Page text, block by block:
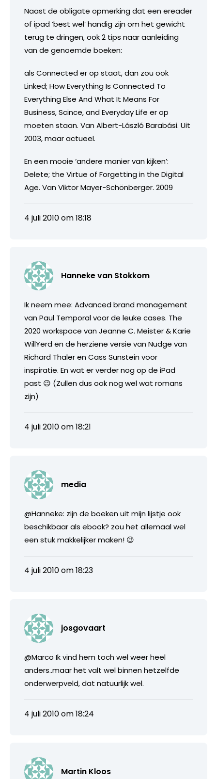
Naast de obligate opmerking dat een ereader
of ipad ‘best wel’ handig zijn om het gewicht
terug te dringen, ook 2 tips naar aanleiding
van de genoemde boeken:
als Connected er op staat, dan zou ook
Linked; How Everything Is Connected To
Everything Else And What It Means For
Business, Scince, and Everyday Life er op
moeten staan. Van Albert-László Barabási. Uit
2003, maar actueel.
En een mooie ‘andere manier van kijken’:
Delete; the Virtue of Forgetting in the Digital
Age. Van Viktor Mayer-Schönberger. 2009
4 juli 2010 om 18:18
Hanneke van Stokkom
Ik neem mee: Advanced brand management
van Paul Temporal voor de leuke cases. The
2020 workspace van Jeanne C. Meister & Karie
WillYerd en de herziene versie van Nudge van
Richard Thaler en Cass Sunstein voor
inspiratie. En wat er verder nog op de iPad
past 😉 (Zullen dus ook nog wel wat romans
zijn)
4 juli 2010 om 18:21
media
@Hanneke: zijn de boeken uit mijn lijstje ook
beschikbaar als ebook? zou het allemaal wel
een stuk makkelijker maken! 😉
4 juli 2010 om 18:23
josgovaart
@Marco Ik vind hem toch wel weer heel
anders..maar het valt wel binnen hetzelfde
onderwerpveld, dat natuurlijk wel.
4 juli 2010 om 18:24
Martin Kloos